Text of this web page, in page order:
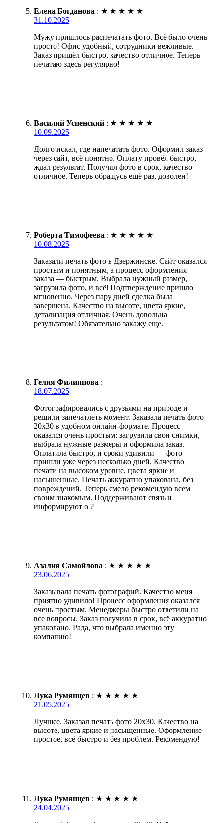
Елена Богданова : ★ ★ ★ ★ ★
31.10.2025
Мужу пришлось распечатать фото. Всё было очень
просто! Офис удобный, сотрудники вежливые.
Заказ пришёл быстро, качество отличное. Теперь
печатаю здесь регулярно!
Василий Успенский : ★ ★ ★ ★ ★
10.09.2025
Долго искал, где напечатать фото. Оформил заказ
через сайт, всё понятно. Оплату провёл быстро,
ждал результат. Получил фото в срок, качество
отличное. Теперь обращусь ещё раз, доволен!
Роберта Тимофеева : ★ ★ ★ ★ ★
10.08.2025
Заказали печать фото в Дзержинске. Сайт оказался
простым и понятным, а процесс оформления
заказа — быстрым. Выбрала нужный размер,
загрузила фото, и всё! Подтверждение пришло
мгновенно. Через пару дней сделка была
завершена. Качество на высоте, цвета яркие,
детализация отличная. Очень довольна
результатом! Обязательно закажу еще.
Гелия Филиппова :
18.07.2025
Фотографировались с друзьями на природе и
решили запечатлеть момент. Заказала печать фото
20х30 в удобном онлайн-формате. Процесс
оказался очень простым: загрузила свои снимки,
выбрала нужные размеры и оформила заказ.
Оплатила быстро, и сроки удивили — фото
пришли уже через несколько дней. Качество
печати на высоком уровне, цвета яркие и
насыщенные. Печать аккуратно упакована, без
повреждений. Теперь смело рекомендую всем
своим знакомым. Поддерживают связь и
информируют о ?
Азалия Самойлова : ★ ★ ★ ★ ★
23.06.2025
Заказывала печать фотографий. Качество меня
приятно удивило! Процесс оформления оказался
очень простым. Менеджеры быстро ответили на
все вопросы. Заказ получила в срок, всё аккуратно
упаковано. Рада, что выбрала именно эту
компанию!
Лука Румянцев : ★ ★ ★ ★ ★
21.05.2025
Лучшее. Заказал печать фото 20х30. Качество на
высоте, цвета яркие и насыщенные. Оформление
простое, всё быстро и без проблем. Рекомендую!
Лука Румянцев : ★ ★ ★ ★ ★
24.04.2025